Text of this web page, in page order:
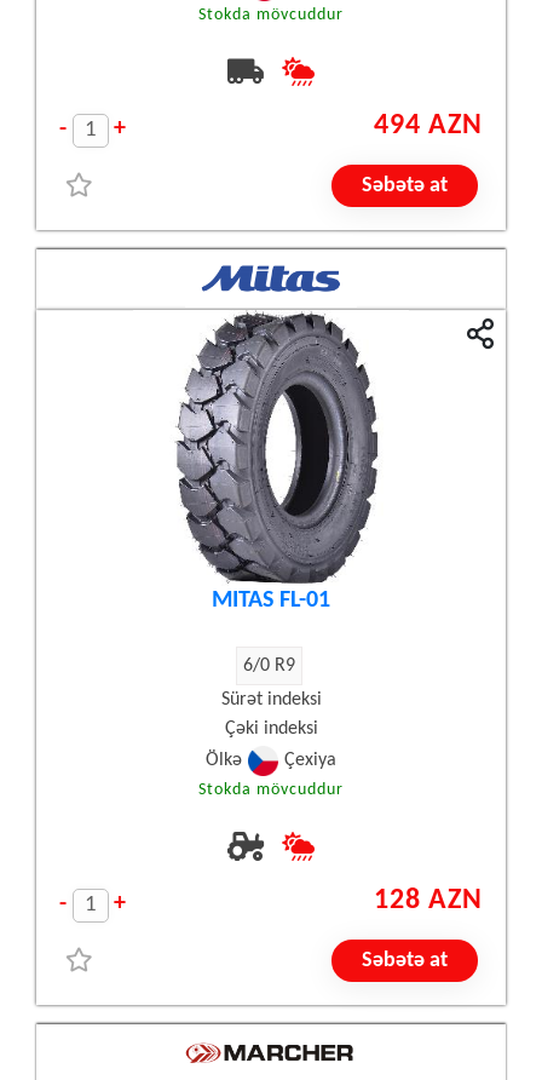
Stokda mövcuddur
- + 494 AZN
Səbətə at
MITAS FL-01
6/0 R9
Sürət indeksi
Çəki indeksi
Ölkə
Çexiya
Stokda mövcuddur
- + 128 AZN
Səbətə at